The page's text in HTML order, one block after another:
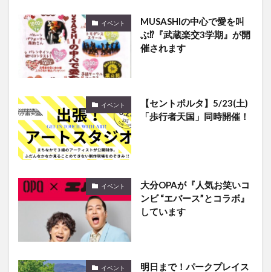
イベント
MUSASHIの中心で愛を叫
ぶ⁉『武蔵楽交3学期』が開
催されます
イベント
【セントポルタ】5/23(土)
「歩行者天国」同時開催！
イベント
大分OPAが『人気お笑いコ
ンビ “エバース”とコラボ』
しています
イベント 明日まで！パークプレイス